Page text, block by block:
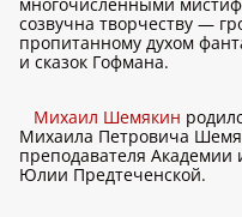
созвучна творчеству —
пропитанному духом
и сказок Гофмана.
Михаил Шемякин
Михаила Петровича
преподавателя
Юлии Предтеченской.